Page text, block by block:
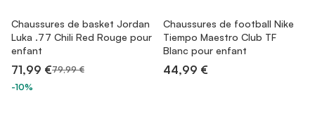
Chaussures de basket Jordan
Luka .77 Chili Red Rouge pour
enfant
71,99 €79,99 €
-10%
Chaussures de football Nike
Tiempo Maestro Club TF
Blanc pour enfant
44,99 €